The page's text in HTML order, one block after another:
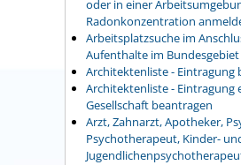
oder in einer
Radonkonzentration
Arbeitsplatzsuche im
Aufenthalte im Bundesgebiet
Architektenliste - Eintragung
Architektenliste - Eintragung
Gesellschaft beantragen
Arzt, Zahnarzt, Apotheker,
Psychotherapeut, Kinder-